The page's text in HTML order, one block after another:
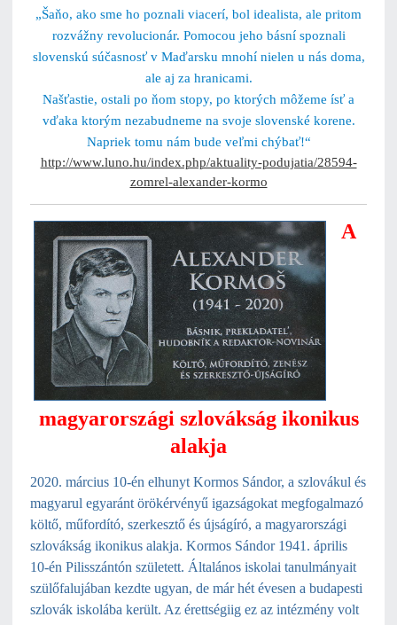
„Šaňo, ako sme ho poznali viacerí, bol idealista, ale pritom
rozvážny revolucionár. Pomocou jeho básní spoznali
slovenskú súčasnosť v Maďarsku mnohí nielen u nás doma,
ale aj za hranicami.
Našťastie, ostali po ňom stopy, po ktorých môžeme ísť a
vďaka ktorým nezabudneme na svoje slovenské korene.
Napriek tomu nám bude veľmi chýbať!“
http://www.luno.hu/index.php/aktuality-podujatia/28594-
zomrel-alexander-kormo
A
magyarországi szlovákság ikonikus
alakja
2020. március 10-én elhunyt Kormos Sándor, a szlovákul és
magyarul egyaránt örökérvényű igazságokat megfogalmazó
költő, műfordító, szerkesztő és újságíró, a magyarországi
szlovákság ikonikus alakja. Kormos Sándor 1941. április
10-én Pilisszántón született. Általános iskolai tanulmányait
szülőfalujában kezdte ugyan, de már hét évesen a budapesti
szlovák iskolába került. Az érettségiig ez az intézmény volt